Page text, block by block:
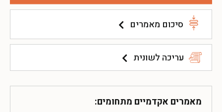
סיכום מאמרים
עריכה לשונית
מאמרים אקדמיים מתחומים: